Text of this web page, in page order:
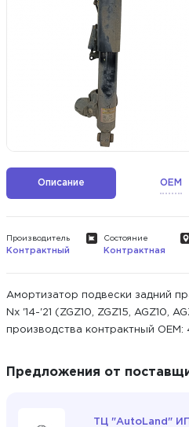
Описание OEM
Производитель
Контрактный
Состояние
Контрактная
Амортизатор подвески задний
Nx '14-'21 (ZGZ10, ZGZ15, AGZ10,
производства контрактный ОЕМ:
Предложения от
ТЦ "AutoLand"